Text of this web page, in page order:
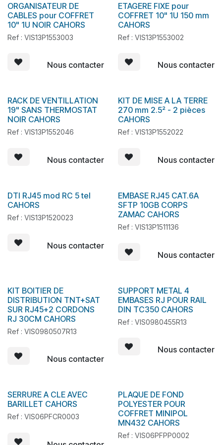
ORGANISATEUR DE
CABLES pour COFFRET
10" 1U NOIR CAHORS
Ref : VIS13P1553003
Nous contacter
En stock
ETAGERE FIXE pour
COFFRET 10" 1U 150 mm
CAHORS
Ref : VIS13P1553002
Nous contacter
RACK DE VENTILLATION
19" SANS THERMOSTAT
NOIR CAHORS
Ref : VIS13P1552046
Nous contacter
En stock
KIT DE MISE A LA TERRE
270 mm 2.5² - 2 pièces
CAHORS
Ref : VIS13P1552022
Nous contacter
En stock
DTI RJ45 mod RC 5 tel
CAHORS
Ref : VIS13P1520023
Nous contacter
En stock
EMBASE RJ45 CAT.6A
SFTP 10GB CORPS
ZAMAC CAHORS
Ref : VIS13P1511136
Nous contacter
En stock
KIT BOITIER DE
DISTRIBUTION TNT+SAT
SUR RJ45+2 CORDONS
RJ 30CM CAHORS
Ref : VIS0980507R13
Nous contacter
SUPPORT METAL 4
EMBASES RJ POUR RAIL
DIN TC350 CAHORS
Ref : VIS0980455R13
Nous contacter
En stock
SERRURE A CLE AVEC
BARILLET CAHORS
Ref : VIS06PFCR0003 En stock
PLAQUE DE FOND
POLYESTER POUR
COFFRET MINIPOL
MN432 CAHORS
Ref : VIS06PFPP0002